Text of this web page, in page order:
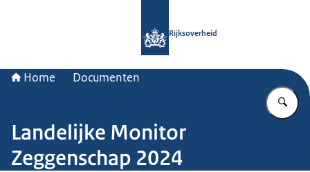
Rijksoverheid
Home Documenten
Landelijke Monitor
Zeggenschap 2024